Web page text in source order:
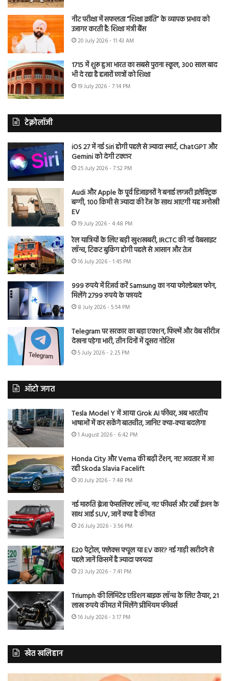
नीट परीक्षा में सफलता “शिक्षा क्रांति” के व्यापक प्रभाव को
उजागर करती है: शिक्षा मंत्री बैंस
20 July 2026 - 11:43 AM
1715 में शुरू हुआ भारत का सबसे पुराना स्कूल, 300 साल बाद
भी दे रहा है हजारों छात्रों को शिक्षा
19 July 2026 - 7:14 PM
टेक्नोलॉजी
iOS 27 में नई Siri होगी पहले से ज्यादा स्मार्ट, ChatGPT और
Gemini को देगी टक्कर
25 July 2026 - 7:52 PM
Audi और Apple के पूर्व डिजाइनरों ने बनाई लग्जरी इलेक्ट्रिक
बग्गी, 100 किमी से ज्यादा की रेंज के साथ आएगी यह अनोखी
EV
19 July 2026 - 4:48 PM
रेल यात्रियों के लिए बड़ी खुशखबरी, IRCTC की नई वेबसाइट
लॉन्च, टिकट बुकिंग होगी पहले से आसान और तेज
16 July 2026 - 1:45 PM
999 रुपये में रिजर्व करें Samsung का नया फोल्डेबल फोन,
मिलेंगे 2799 रुपये के फायदे
8 July 2026 - 5:54 PM
Telegram पर सरकार का बड़ा एक्शन, फिल्में और वेब सीरीज
देखना पड़ेगा भारी, तीन दिनों में दूसरा नोटिस
5 July 2026 - 2:25 PM
ऑटो जगत
Tesla Model Y में आया Grok AI फीचर, अब भारतीय
भाषाओं में कर सकेंगे बातचीत, जानिए क्या-क्या बदलेगा
1 August 2026 - 6:42 PM
Honda City और Verna की बढ़ी टेंशन, नए अवतार में आ
रही Skoda Slavia Facelift
30 July 2026 - 7:48 PM
नई मारुति ब्रेजा फेसलिफ्ट लॉन्च, नए फीचर्स और टर्बो इंजन के
साथ आई SUV, जानें क्या है कीमत
26 July 2026 - 3:56 PM
E20 पेट्रोल, फ्लेक्स फ्यूल या EV कार? नई गाड़ी खरीदने से
पहले जानें किसमें है ज्यादा फायदा
23 July 2026 - 7:41 PM
Triumph की लिमिटेड एडिशन बाइक लॉन्च के लिए तैयार, 21
लाख रुपये कीमत में मिलेंगे प्रीमियम फीचर्स
16 July 2026 - 3:17 PM
खेत खलिहान